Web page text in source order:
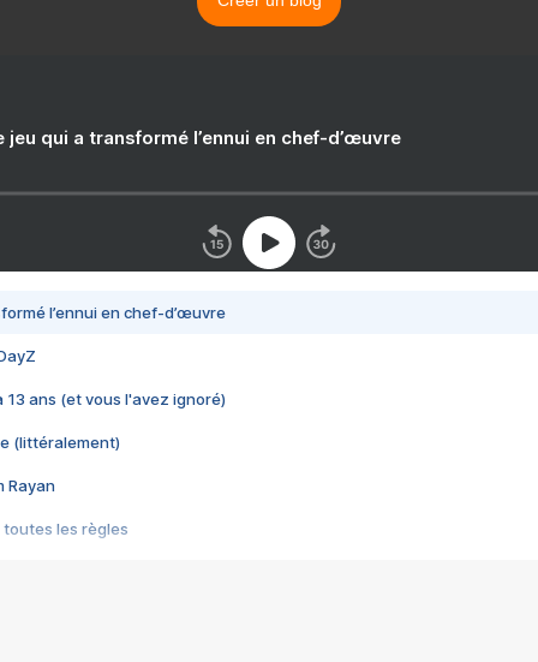
jeu qui a transformé l’ennui en chef-d’œuvre
l’ennui en chef-d’œuvre
13 ans (et vous l'avez ignoré)
(littéralement)
Rayan
toutes les règles